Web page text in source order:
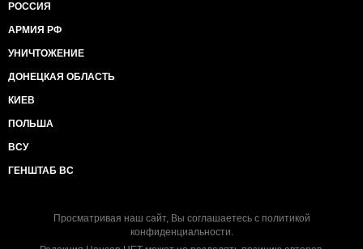
РОССИЯ
АРМИЯ РФ
УНИЧТОЖЕНИЕ
ДОНЕЦКАЯ ОБЛАСТЬ
КИЕВ
ПОЛЬША
ВСУ
ГЕНШТАБ ВС
Просматривая наш сайт, Вы соглашаетесь с политикой
конфиденциальности.